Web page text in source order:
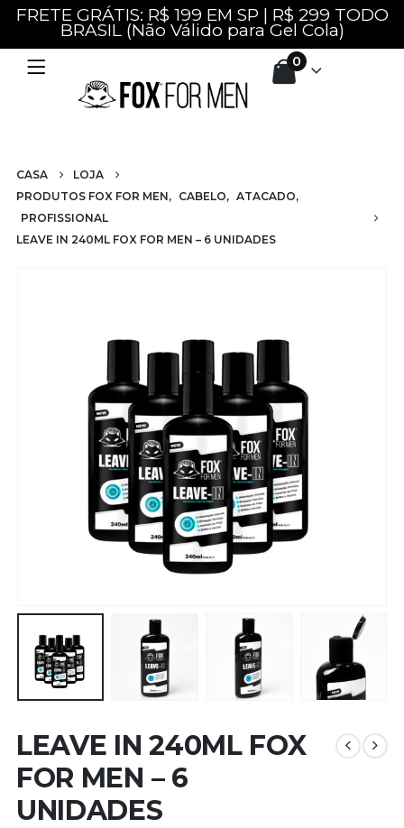
FRETE GRÁTIS: R$ 199 EM SP | R$ 299 TODO
BRASIL (Não Válido para Gel Cola)
0
CASA
LOJA
PRODUTOS FOX FOR MEN, CABELO, ATACADO,
PROFISSIONAL
LEAVE IN 240ML FOX FOR MEN – 6 UNIDADES
LEAVE IN 240ML FOX
FOR MEN – 6
UNIDADES